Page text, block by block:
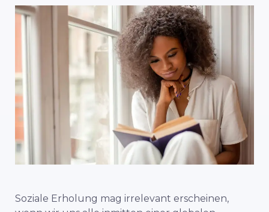
Soziale Erholung mag irrelevant erscheinen,